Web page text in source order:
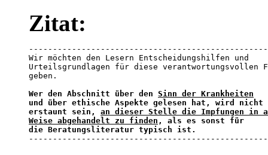
Zitat:
Wir möchten den Lesern Entscheidungshilfen und
Urteilsgrundlagen für diese verantwortungsvollen
geben.
Wer den Abschnitt über den Sinn der Krankheiten
und über ethische Aspekte gelesen hat, wird nicht
erstaunt sein, an dieser Stelle die Impfungen in
Weise abgehandelt zu finden , als es sonst für
die Beratungsliteratur typisch ist.